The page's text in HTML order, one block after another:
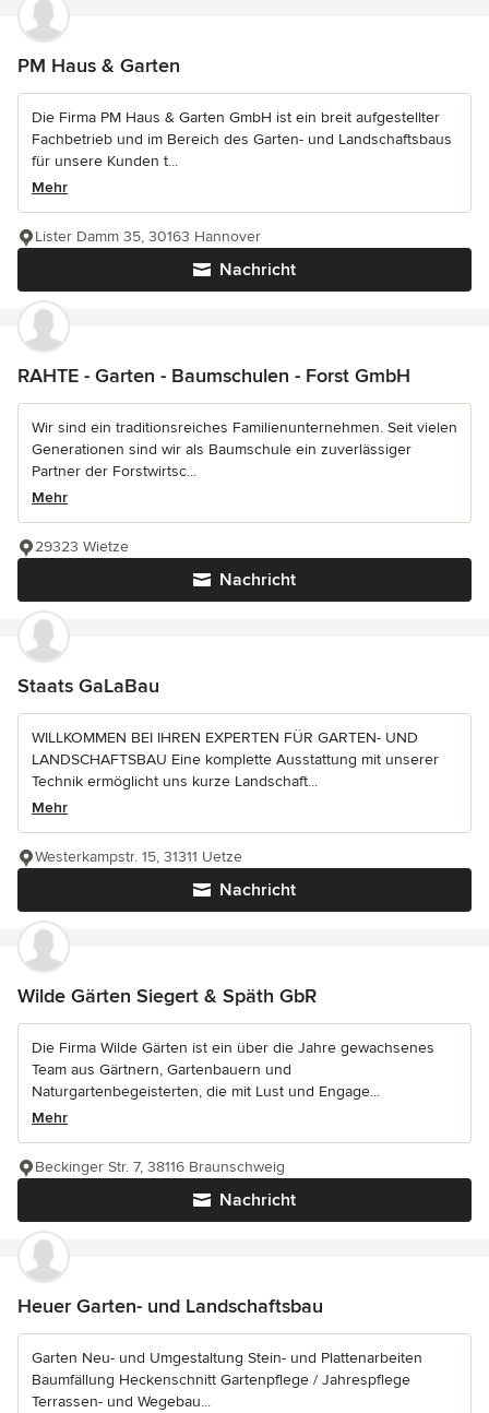
PM Haus & Garten
Die Firma PM Haus & Garten GmbH ist ein breit aufgestellter
Fachbetrieb und im Bereich des Garten- und Landschaftsbaus
für unsere Kunden t...
Mehr
Nachricht
Lister Damm 35, 30163 Hannover
RAHTE - Garten - Baumschulen - Forst GmbH
Wir sind ein traditionsreiches Familienunternehmen. Seit vielen
Generationen sind wir als Baumschule ein zuverlässiger
Partner der Forstwirtsc...
Mehr
Nachricht
29323 Wietze
Staats GaLaBau
WILLKOMMEN BEI IHREN EXPERTEN FÜR GARTEN- UND
LANDSCHAFTSBAU Eine komplette Ausstattung mit unserer
Technik ermöglicht uns kurze Landschaft...
Mehr
Nachricht
Westerkampstr. 15, 31311 Uetze
Wilde Gärten Siegert & Späth GbR
Die Firma Wilde Gärten ist ein über die Jahre gewachsenes
Team aus Gärtnern, Gartenbauern und
Naturgartenbegeisterten, die mit Lust und Engage...
Mehr
Nachricht
Beckinger Str. 7, 38116 Braunschweig
Heuer Garten- und Landschaftsbau
Garten Neu- und Umgestaltung Stein- und Plattenarbeiten
Baumfällung Heckenschnitt Gartenpflege / Jahrespflege
Terrassen- und Wegebau...